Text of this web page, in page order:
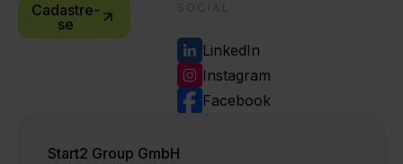
Cadastre-
se
SOCIAL
LinkedIn
Instagram
Facebook
Start2 Group GmbH